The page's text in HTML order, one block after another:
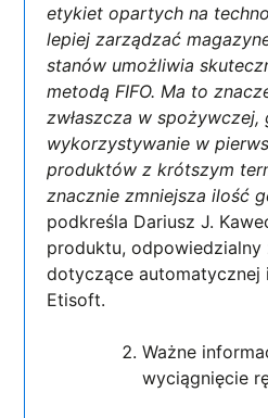
etykiet opartych na
lepiej zarządzać
stanów umożliwia
metodą FIFO. Ma to
zwłaszcza w
wykorzystywanie w
produktów z krótszym
znacznie zmniejsza ilość
podkreśla Dariusz J.
produktu, odpowiedzialny
dotyczące
Etisoft.
Ważne
wyciągnięcie